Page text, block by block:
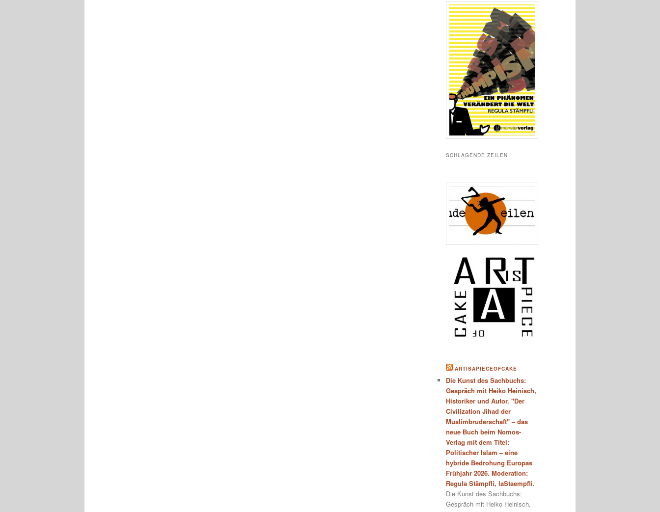
SCHLAGENDE ZEILEN
ARTISAPIECEOFCAKE
Die Kunst des Sachbuchs:
Gespräch mit Heiko Heinisch,
Historiker und Autor. "Der
Civilization Jihad der
Muslimbruderschaft" – das
neue Buch beim Nomos-
Verlag mit dem Titel:
Politischer Islam – eine
hybride Bedrohung Europas
Frühjahr 2026. Moderation:
Regula Stämpfli, laStaempfli.
Die Kunst des Sachbuchs:
Gespräch mit Heiko Heinisch,